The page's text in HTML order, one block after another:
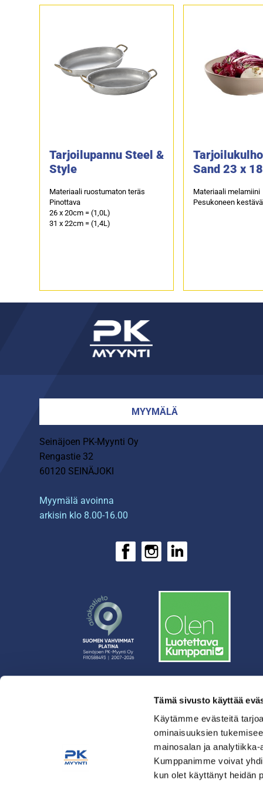
Tämä sivusto käyttää
Käytämme evästeitä
ominaisuuksien
mainosalan ja
Kumppanimme voivat
kun olet käyttänyt heidän
Tarjoilupannu Steel &
Style
Materiaali ruostumaton teräs
Pinottava
26 x 20cm = (1,0L)
31 x 22cm = (1,4L)
Sand 23 x
Materiaali melamiini
Pesukoneen kestävä
MYYMÄLÄ
Seinäjoen PK-Myynti Oy
Rengastie 32
60120 SEINÄJOKI
Myymälä avoinna
arkisin klo 8.00-16.00
› Yritys
› Yhteystiedot